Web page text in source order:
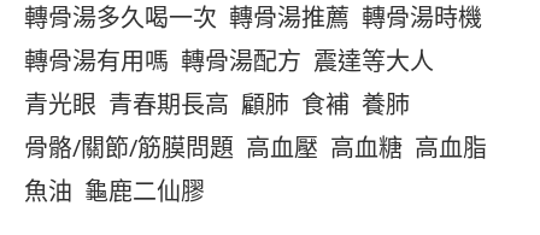
轉骨湯多久喝一次 轉骨湯推薦 轉骨湯時機
轉骨湯有用嗎 轉骨湯配方 震達等大人
青光眼 青春期長高 顧肺 食補 養肺
骨骼/關節/筋膜問題 高血壓 高血糖 高血脂
魚油 龜鹿二仙膠